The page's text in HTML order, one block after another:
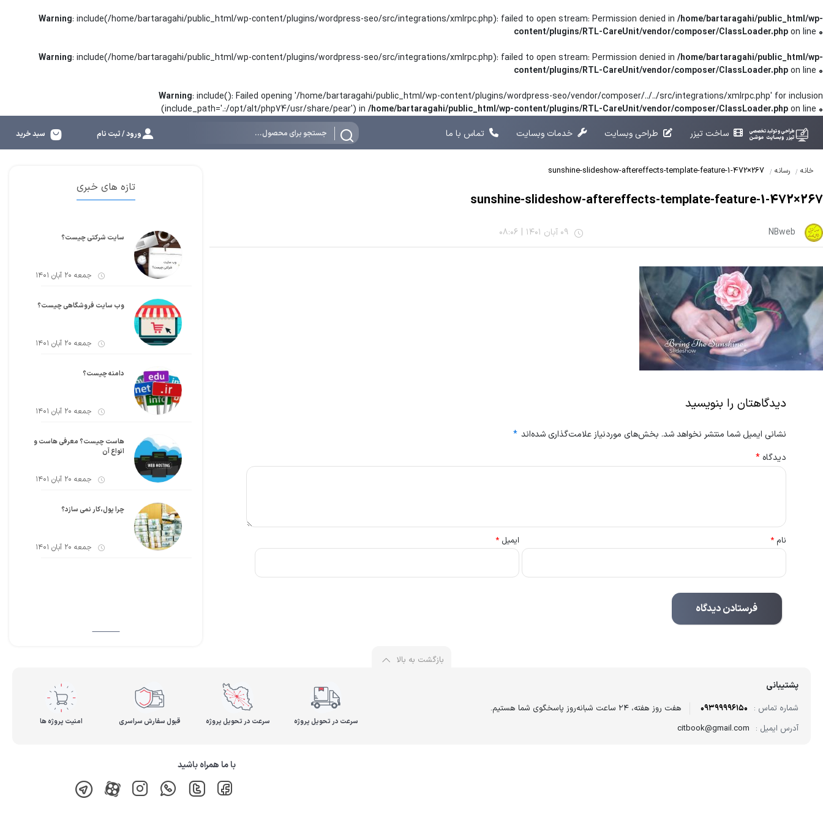
Warning: include(/home/bartaragahi/public_html/wp-content/plugins/wordpress-seo/src/integrations/xmlrpc.php): failed to open stream: Permission denied in /home/bartaragahi/public_html/wp-
content/plugins/RTL-CareUnit/vendor/composer/ClassLoader.phpon line 0
Warning: include(/home/bartaragahi/public_html/wp-content/plugins/wordpress-seo/src/integrations/xmlrpc.php): failed to open stream: Permission denied in /home/bartaragahi/public_html/wp-
content/plugins/RTL-CareUnit/vendor/composer/ClassLoader.phpon line 0
Warning: include(): Failed opening '/home/bartaragahi/public_html/wp-content/plugins/wordpress-seo/vendor/composer/../../src/integrations/xmlrpc.php' for inclusion
(include_path='.:/opt/alt/php74/usr/share/pear') in /home/bartaragahi/public_html/wp-content/plugins/RTL-CareUnit/vendor/composer/ClassLoader.phpon line 0
ساخت تیزر
طراحی وبسایت خدمات وبسایت تماس با ما ورود / ثبت نام سبد خرید
خانه رسانه
sunshine-slideshow-aftereffects-template-feature-1-472×267
NBweb 09 آبان 1401 |
08:06
دیدگاهتان را بنویسید
نشانی ایمیل شما منتشر نخواهد شد. بخش‌های موردنیاز علامت‌گذاری شده‌اند *
دیدگاه*
نام* ایمیل*
تازه های خبری
سایت شرکتی چیست؟
جمعه 20 آبان 1401
وب سایت فروشگاهی چیست؟
جمعه 20 آبان 1401
دامنه چیست؟
جمعه 20 آبان 1401
هاست چیست؟ معرفی هاست و
انواع آن
جمعه 20 آبان 1401
چرا پول،کار نمی سازد؟
جمعه 20 آبان 1401
بازگشت به بالا
پشتیبانی
شماره تماس : 09399996150
هفت روز هفته، ۲۴ ساعت شبانه‌روز پاسخگوی شما هستیم.
آدرس ایمیل : citbook@gmail.com
سرعت در تحویل پروژه سرعت در تحویل پروژه قبول سفارش سراسری امنیت پروژه ها
با ما همراه باشید